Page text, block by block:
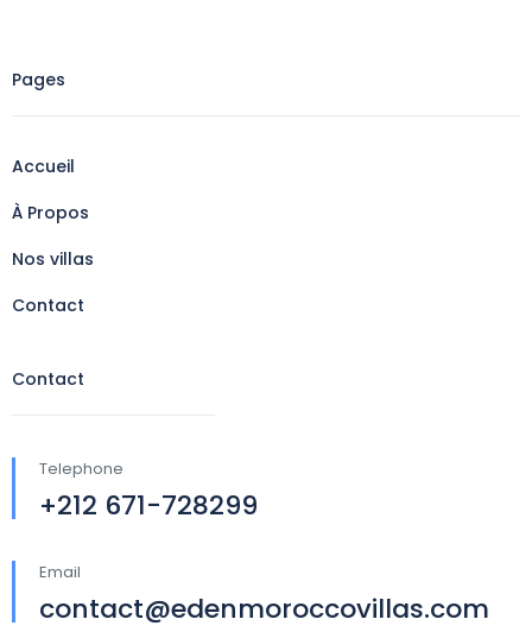
Pages
Accueil
À Propos
Nos villas
Contact
Contact
Telephone
+212 671-728299
Email
contact@edenmoroccovillas.com